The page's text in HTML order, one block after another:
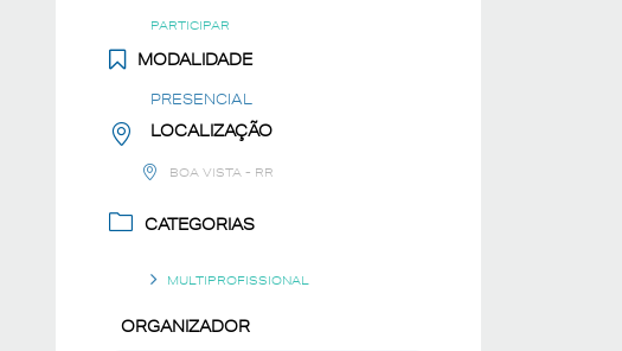
PARTICIPAR
MODALIDADE
PRESENCIAL
LOCALIZAÇÃO
BOA VISTA - RR
CATEGORIAS
MULTIPROFISSIONAL
ORGANIZADOR